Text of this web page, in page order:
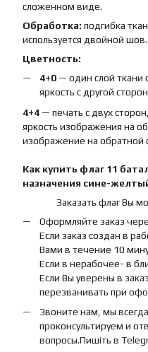
сложенном виде.
Обработка: подгибка
используется двойной шов.
Цветность:
4+0 — один слой ткани
яркость с другой
4+4 — печать с двух
яркость изображения на
изображение на обратной
Как купить флаг 11
назначения сине-
Заказать флаг Вы
Оформляйте заказ
Если заказ создан в
Вами в течение 10
Если в нерабочее- в
Если Вы уверены в
перезванивать при
Звоните нам, мы
проконсультируем и
вопросы.Пишіть в